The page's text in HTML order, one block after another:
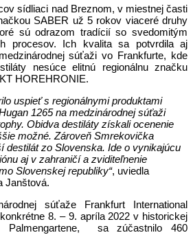
sídliaci nad Breznom, v miestnej časti
SABER už 5 rokov viaceré druhy
sú odrazom tradícií so svedomitým
procesov. Ich kvalita sa potvrdila aj
súťaži vo Frankfurte, kde
nesúce elitnú regionálnu značku
HOREHRONIE.
uspieť s regionálnymi produktami
1265 na medzinárodnej súťaži
Obidva destiláty získali ocenenie
možné. Zároveň Smrekovička
destilát zo Slovenska. Ide o vynikajúcu
aj v zahraničí a zviditeľnenie
Slovenskej republiky“, uviedla
Janštová.
súťaže Frankfurt International
8. – 9. apríla 2022 v historickej
Palmengartene, sa zúčastnilo 460